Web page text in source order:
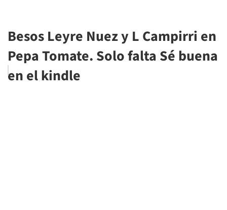
Besos Leyre Nuez y L Campirri en
Pepa Tomate. Solo falta Sé buena
en el kindle